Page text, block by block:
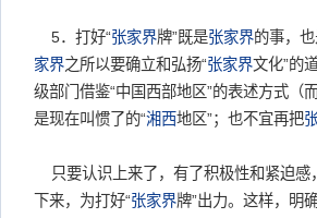
5．打好“张家界牌”既是张家界的事，
家界之所以要确立和弘扬“张家界文化”的
级部门借鉴“中国西部地区”的表述方式（
是现在叫惯了的“湘西地区”；也不宜再把
只要认识上来了，有了积极性和紧迫感
下来，为打好“张家界牌”出力。这样，明